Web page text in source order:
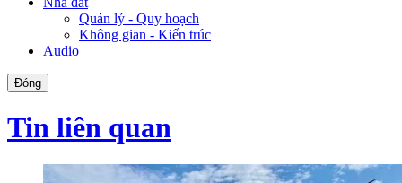
Quản lý - Quy hoạch
Không gian - Kiến trúc
Audio
Đóng
Tin liên quan